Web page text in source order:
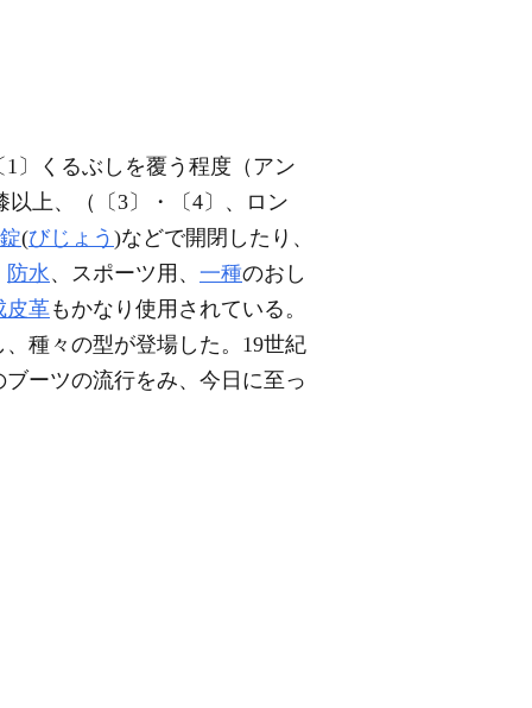
〕くるぶしを覆う程度（アン
上、（〔3〕・〔4〕、ロン
(びじょう )などで開閉したり、
防水、スポーツ用、 一種のおし
皮革もかなり使用されている。
、種々の型が登場した。19世紀
ーツの流行をみ、今日に至っ